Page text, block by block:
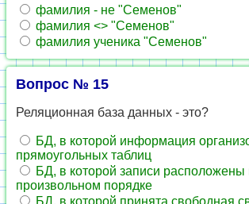
фамилия - не "Семенов"
фамилия <> "Семенов"
фамилия ученика "Семенов"
Вопрос № 15
Реляционная база данных - это?
БД, в которой информация
прямоугольных таблиц
БД, в которой записи расположены
произвольном порядке
БД, в которой принята свободная